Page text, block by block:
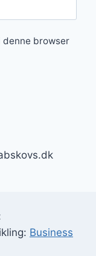
denne browser
Business